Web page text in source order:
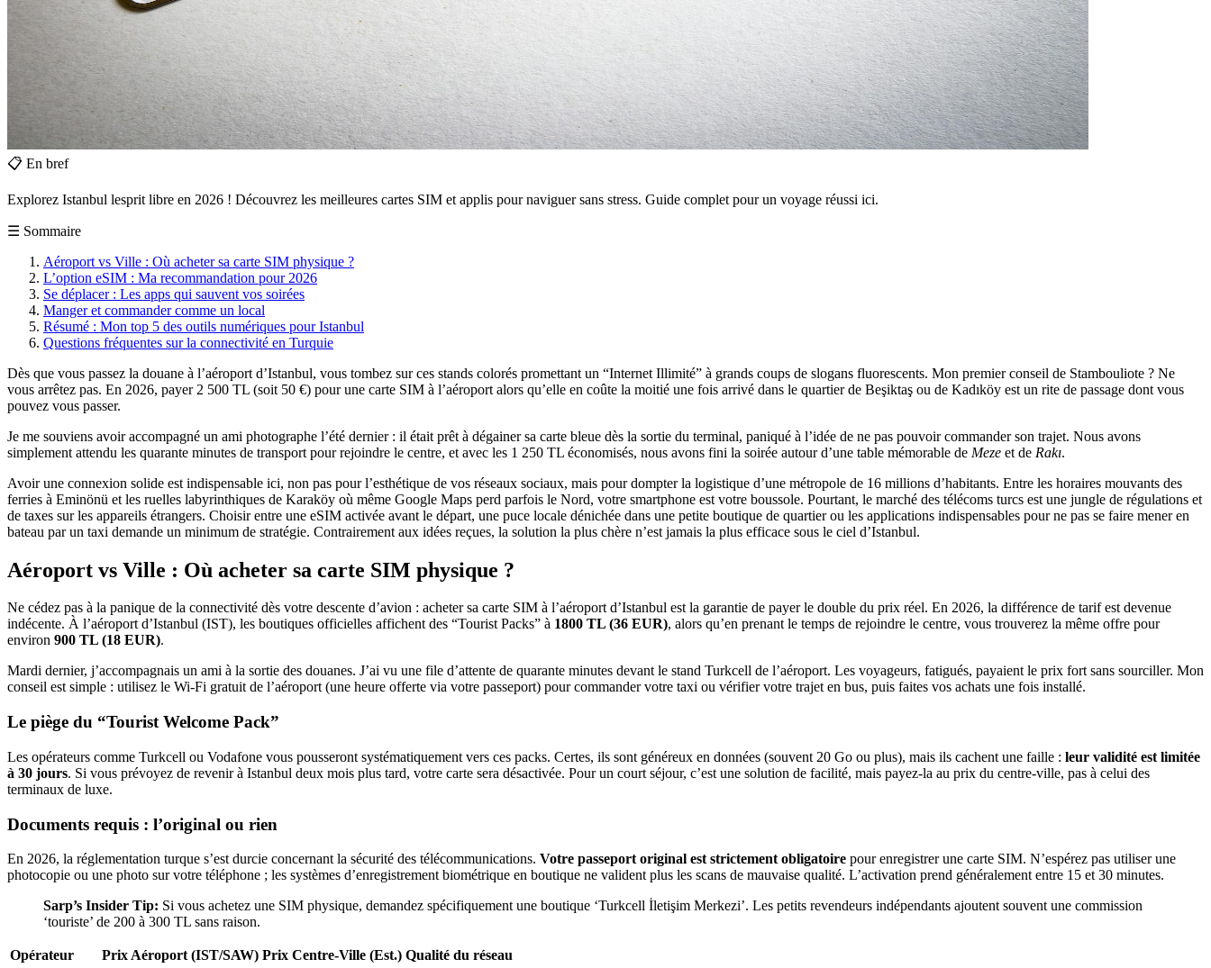
📋 En bref
Explorez Istanbul lesprit libre en 2026 ! Découvrez les meilleures cartes SIM et applis pour naviguer sans stress. Guide complet pour un voyage réussi ici.
☰ Sommaire
Aéroport vs Ville : Où acheter sa carte SIM physique ?
L’option eSIM : Ma recommandation pour 2026
Se déplacer : Les apps qui sauvent vos soirées
Manger et commander comme un local
Résumé : Mon top 5 des outils numériques pour Istanbul
Questions fréquentes sur la connectivité en Turquie
Dès que vous passez la douane à l’aéroport d’Istanbul, vous tombez sur ces stands colorés promettant un “Internet Illimité” à grands coups de slogans fluorescents. Mon premier conseil de Stambouliote ? Ne
vous arrêtez pas. En 2026, payer 2 500 TL (soit 50 €) pour une carte SIM à l’aéroport alors qu’elle en coûte la moitié une fois arrivé dans le quartier de Beşiktaş ou de Kadıköy est un rite de passage dont vous
pouvez vous passer.
Je me souviens avoir accompagné un ami photographe l’été dernier : il était prêt à dégainer sa carte bleue dès la sortie du terminal, paniqué à l’idée de ne pas pouvoir commander son trajet. Nous avons
simplement attendu les quarante minutes de transport pour rejoindre le centre, et avec les 1 250 TL économisés, nous avons fini la soirée autour d’une table mémorable de Meze et de Rakı.
Avoir une connexion solide est indispensable ici, non pas pour l’esthétique de vos réseaux sociaux, mais pour dompter la logistique d’une métropole de 16 millions d’habitants. Entre les horaires mouvants des
ferries à Eminönü et les ruelles labyrinthiques de Karaköy où même Google Maps perd parfois le Nord, votre smartphone est votre boussole. Pourtant, le marché des télécoms turcs est une jungle de régulations et
de taxes sur les appareils étrangers. Choisir entre une eSIM activée avant le départ, une puce locale dénichée dans une petite boutique de quartier ou les applications indispensables pour ne pas se faire mener en
bateau par un taxi demande un minimum de stratégie. Contrairement aux idées reçues, la solution la plus chère n’est jamais la plus efficace sous le ciel d’Istanbul.
Aéroport vs Ville : Où acheter sa carte SIM physique ?
Ne cédez pas à la panique de la connectivité dès votre descente d’avion : acheter sa carte SIM à l’aéroport d’Istanbul est la garantie de payer le double du prix réel. En 2026, la différence de tarif est devenue
indécente. À l’aéroport d’Istanbul (IST), les boutiques officielles affichent des “Tourist Packs” à 1800 TL (36 EUR), alors qu’en prenant le temps de rejoindre le centre, vous trouverez la même offre pour
environ 900 TL (18 EUR).
Mardi dernier, j’accompagnais un ami à la sortie des douanes. J’ai vu une file d’attente de quarante minutes devant le stand Turkcell de l’aéroport. Les voyageurs, fatigués, payaient le prix fort sans sourciller. Mon
conseil est simple : utilisez le Wi-Fi gratuit de l’aéroport (une heure offerte via votre passeport) pour commander votre taxi ou vérifier votre trajet en bus, puis faites vos achats une fois installé.
Le piège du “Tourist Welcome Pack”
Les opérateurs comme Turkcell ou Vodafone vous pousseront systématiquement vers ces packs. Certes, ils sont généreux en données (souvent 20 Go ou plus), mais ils cachent une faille : leur validité est limitée
à 30 jours. Si vous prévoyez de revenir à Istanbul deux mois plus tard, votre carte sera désactivée. Pour un court séjour, c’est une solution de facilité, mais payez-la au prix du centre-ville, pas à celui des
terminaux de luxe.
Documents requis : l’original ou rien
En 2026, la réglementation turque s’est durcie concernant la sécurité des télécommunications. Votre passeport original est strictement obligatoire pour enregistrer une carte SIM. N’espérez pas utiliser une
photocopie ou une photo sur votre téléphone ; les systèmes d’enregistrement biométrique en boutique ne valident plus les scans de mauvaise qualité. L’activation prend généralement entre 15 et 30 minutes.
Sarp’s Insider Tip: Si vous achetez une SIM physique, demandez spécifiquement une boutique ‘Turkcell İletişim Merkezi’. Les petits revendeurs indépendants ajoutent souvent une commission
‘touriste’ de 200 à 300 TL sans raison.
Opérateur Prix Aéroport (IST/SAW) Prix Centre-Ville (Est.) Qualité du réseau